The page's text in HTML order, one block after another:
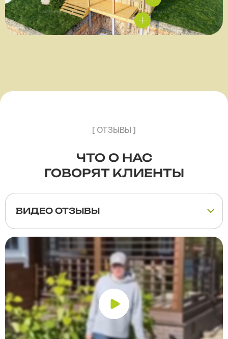
[ ОТЗЫВЫ ]
ЧТО О НАС
ГОВОРЯТ КЛИЕНТЫ